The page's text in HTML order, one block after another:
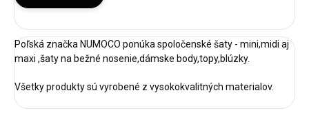
Poľská značka NUMOCO ponúka spoločenské šaty - mini,midi aj
maxi ,šaty na bežné nosenie,dámske body,topy,blúzky.
Všetky produkty sú vyrobené z vysokokvalitných materialov.